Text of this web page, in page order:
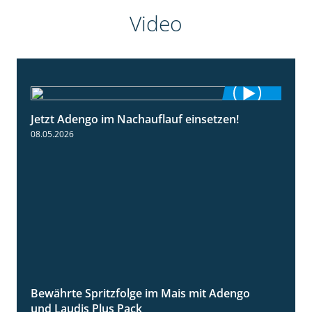
Video
1:32
Jetzt Adengo im Nachauflauf einsetzen!
08.05.2026
1:22
Bewährte Spritzfolge im Mais mit Adengo
und Laudis Plus Pack